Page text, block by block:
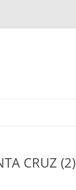
CRUZ (2)